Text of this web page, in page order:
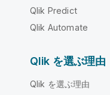
Qlik Predict
Qlik Automate
Qlik を選ぶ理由
Qlik を選ぶ理由